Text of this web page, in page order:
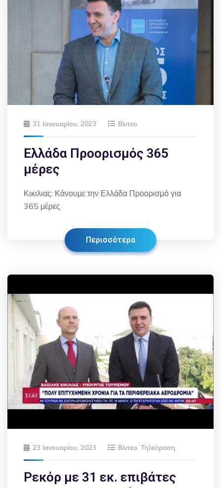
31 Ιανουαρίου, 2023 Βίντεο
Ελλάδα Προορισμός 365
μέρες
Κικιλιας: Κάνουμε την Ελλάδα Προορισμό για
365 μέρες
Περισσότερα
23 Ιανουαρίου, 2023 Βίντεο, Τηλεόραση
Ρεκόρ με 31 εκ. επιβάτες